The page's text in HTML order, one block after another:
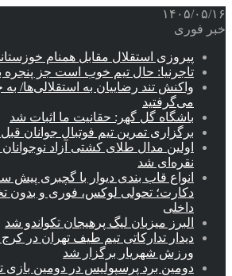
۱۴۰۵/۰۵/۱۶
خبر فوری
پیروزی استقلال مقابل همنام
تاجرنیا: حال تیم خوب است جز پنجره
واکنش تند رضاییان به استقلالی‌ها/
می‌گرفتید
باشگاه گل گهر: حقانیت ما اثبات شد
برگزاری تمرین تیم فوتبال جوانان
اولین مدال طلای کشتی آزاد
نقره‌ای شد
انواع قاب بندی دیوار با گچبری پیش
دکارت؛ تحولی لوکس، فوری و بدون
داخلی
البرز میزبان لیگ پرهیجان تکواندو شد
دیدار تدارکاتی تیم طیف تهران در
ورزش شهریار برگزار شد
دومین برد پرسپولیس در دومین بازی